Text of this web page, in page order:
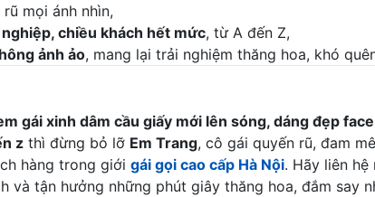
rũ mọi ánh nhìn,
chiều khách hết mức, từ A đến Z,
ảnh ảo, mang lại trải nghiệm thăng hoa, khó
gái xinh dâm cầu giấy mới lên sóng, dáng đẹp
z thì đừng bỏ lỡ Em Trang, cô gái quyến rũ, đam
hàng trong giới gái gọi cao cấp Hà Nội. Hãy liên
và tận hưởng những phút giây thăng hoa, đắm say